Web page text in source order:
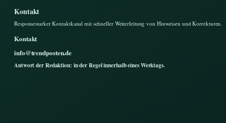
Kontakt
Responsestarker Kontaktkanal mit schneller Weiterleitung von Hinweisen und Korrekturen.
Kontakt
info@trendposten.de
Antwort der Redaktion: in der Regel innerhalb eines Werktags.